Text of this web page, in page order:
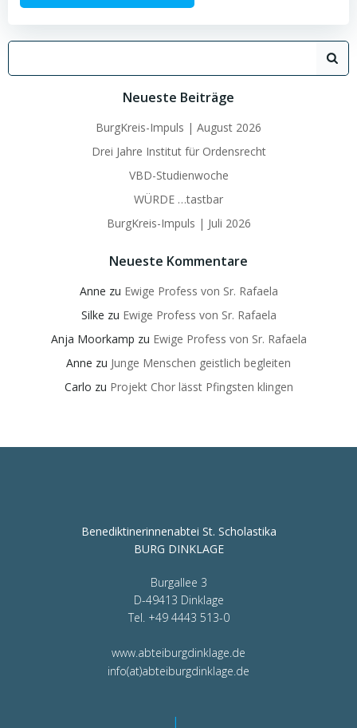
for:
Neueste Beiträge
BurgKreis-Impuls | August 2026
Drei Jahre Institut für Ordensrecht
VBD-Studienwoche
WÜRDE …tastbar
BurgKreis-Impuls | Juli 2026
Neueste Kommentare
Anne zu Ewige Profess von Sr. Rafaela
Silke zu Ewige Profess von Sr. Rafaela
Anja Moorkamp zu Ewige Profess von Sr. Rafaela
Anne zu Junge Menschen geistlich begleiten
Carlo zu Projekt Chor lässt Pfingsten klingen
Benediktinerinnenabtei St. Scholastika
BURG DINKLAGE
Burgallee 3
D-49413 Dinklage
Tel. +49 4443 513-0
www.abteiburgdinklage.de
info(at)abteiburgdinklage.de
|